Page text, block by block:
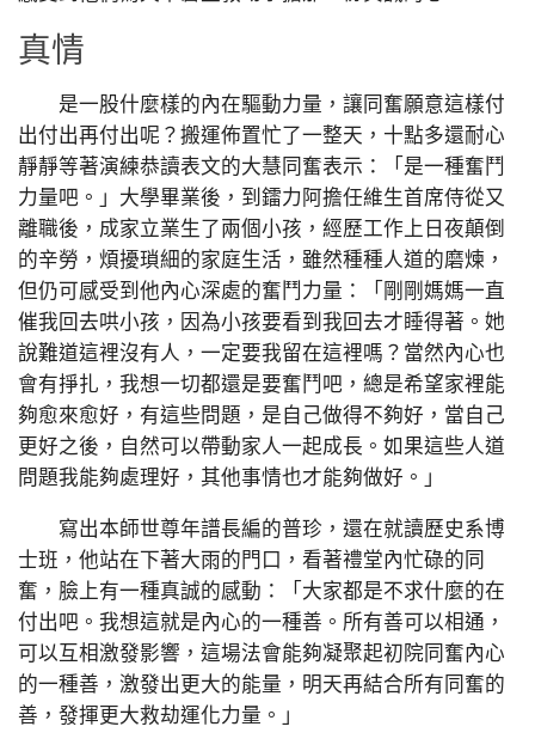
真情
是一股什麼樣的內在驅動力量，讓同奮願意這樣付
出付出再付出呢？搬運佈置忙了一整天，十點多還耐心
靜靜等著演練恭讀表文的大慧同奮表示：「是一種奮鬥
力量吧。」大學畢業後，到鐳力阿擔任維生首席侍從又
離職後，成家立業生了兩個小孩，經歷工作上日夜顛倒
的辛勞，煩擾瑣細的家庭生活，雖然種種人道的磨煉，
但仍可感受到他內心深處的奮鬥力量：「剛剛媽媽一直
催我回去哄小孩，因為小孩要看到我回去才睡得著。她
說難道這裡沒有人，一定要我留在這裡嗎？當然內心也
會有掙扎，我想一切都還是要奮鬥吧，總是希望家裡能
夠愈來愈好，有這些問題，是自己做得不夠好，當自己
更好之後，自然可以帶動家人一起成長。如果這些人道
問題我能夠處理好，其他事情也才能夠做好。」
寫出本師世尊年譜長編的普珍，還在就讀歷史系博
士班，他站在下著大雨的門口，看著禮堂內忙碌的同
奮，臉上有一種真誠的感動：「大家都是不求什麼的在
付出吧。我想這就是內心的一種善。所有善可以相通，
可以互相激發影響，這場法會能夠凝聚起初院同奮內心
的一種善，激發出更大的能量，明天再結合所有同奮的
善，發揮更大救劫運化力量。」